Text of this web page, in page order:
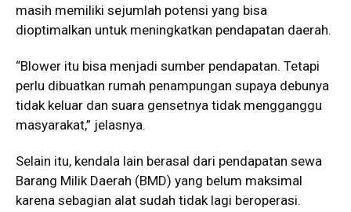
masih memiliki sejumlah potensi yang bisa
dioptimalkan untuk meningkatkan pendapatan daerah.
“Blower itu bisa menjadi sumber pendapatan. Tetapi
perlu dibuatkan rumah penampungan supaya debunya
tidak keluar dan suara gensetnya tidak mengganggu
masyarakat,” jelasnya.
Selain itu, kendala lain berasal dari pendapatan sewa
Barang Milik Daerah (BMD) yang belum maksimal
karena sebagian alat sudah tidak lagi beroperasi.